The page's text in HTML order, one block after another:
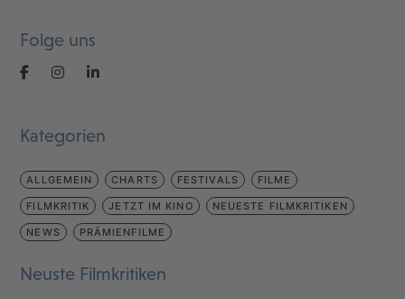
Folge uns
Kategorien
ALLGEMEIN CHARTS FESTIVALS FILME
FILMKRITIK JETZT IM KINO NEUESTE FILMKRITIKEN
NEWS PRÄMIENFILME
Neuste Filmkritiken